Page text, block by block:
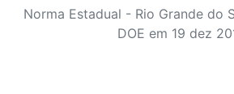
Norma Estadual - Rio Grande do
DOE em 19 dez